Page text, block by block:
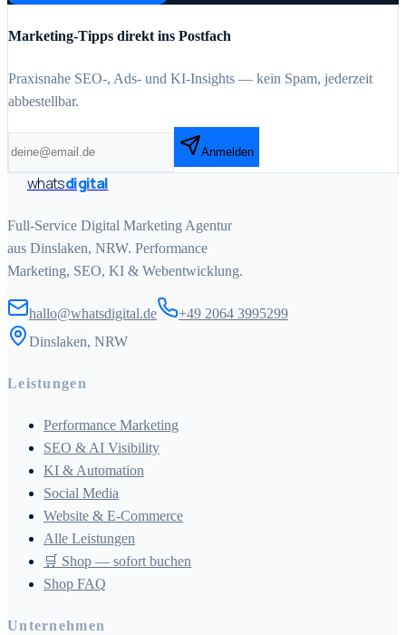
Marketing-Tipps direkt ins Postfach
Praxisnahe SEO-, Ads- und KI-Insights — kein Spam, jederzeit
abbestellbar.
Anmelden
whatsdigital
Full-Service Digital Marketing Agentur
aus Dinslaken, NRW. Performance
Marketing, SEO, KI & Webentwicklung.
hallo@whatsdigital.de
+49 2064 3995299
Dinslaken, NRW
Leistungen
Performance Marketing
SEO & AI Visibility
KI & Automation
Social Media
Website & E-Commerce
Alle Leistungen
🛒 Shop — sofort buchen
Shop FAQ
Unternehmen